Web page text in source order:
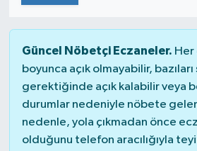
Güncel Nöbetçi Eczaneler. Her
boyunca açık olmayabilir,
gerektiğinde açık kalabilir veya
durumlar nedeniyle nöbete
nedenle, yola çıkmadan önce
olduğunu telefon aracılığıyla